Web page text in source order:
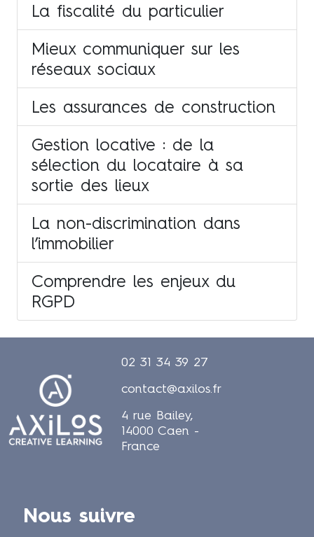
La fiscalité du particulier
Mieux communiquer sur les
réseaux sociaux
Les assurances de construction
Gestion locative : de la
sélection du locataire à sa
sortie des lieux
La non-discrimination dans
l’immobilier
Comprendre les enjeux du
RGPD
02 31 34 39 27
contact@axilos.fr
4 rue Bailey,
14000 Caen -
France
Nous suivre